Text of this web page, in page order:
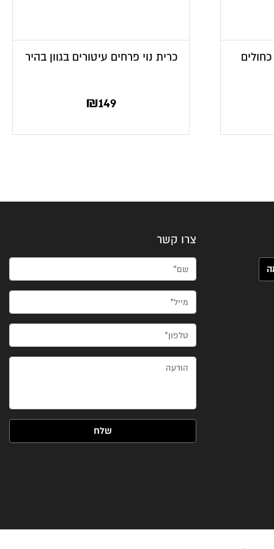
כרית נוי פרחים עיטורים בגוון בהיר
₪149
צרו קשר
שם*
מייל*
טלפון*
הודעה